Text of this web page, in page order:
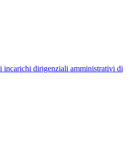
incarichi dirigenziali amministrativi di